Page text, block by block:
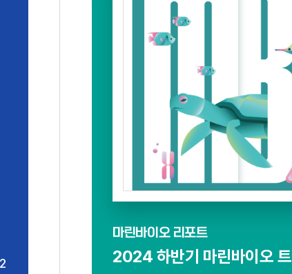
2
마린바이오 리포트
2024 하반기 마린바이오